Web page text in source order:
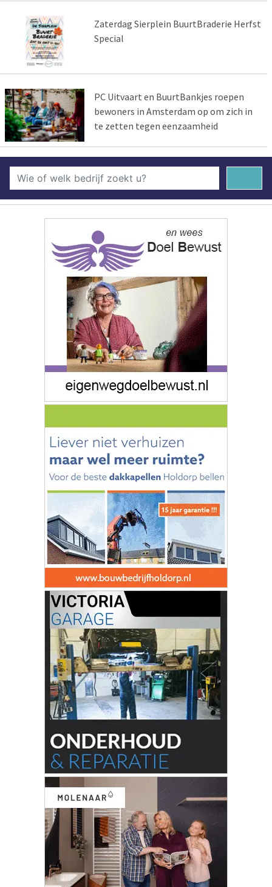
Zaterdag Sierplein BuurtBraderie Herfst
Special
PC Uitvaart en BuurtBankjes roepen
bewoners in Amsterdam op om zich in
te zetten tegen eenzaamheid